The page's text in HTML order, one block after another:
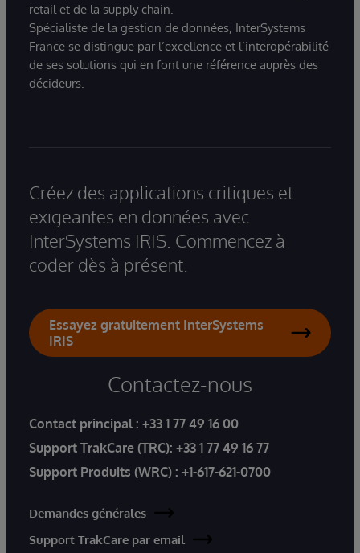
retail et de la supply chain.
Spécialiste de la gestion de données, InterSystems
France se distingue par l’excellence et l’interopérabilité
de ses solutions qui en font une référence auprès des
décideurs.
Créez des applications critiques et
exigeantes en données avec
InterSystems IRIS. Commencez à
coder dès à présent.
Essayez gratuitement InterSystems
IRIS
Contactez-nous
Contact principal : +33 1 77 49 16 00
Support TrakCare (TRC): +33 1 77 49 16 77
Support Produits (WRC) : +1-617-621-0700
Demandes générales
Support TrakCare par email